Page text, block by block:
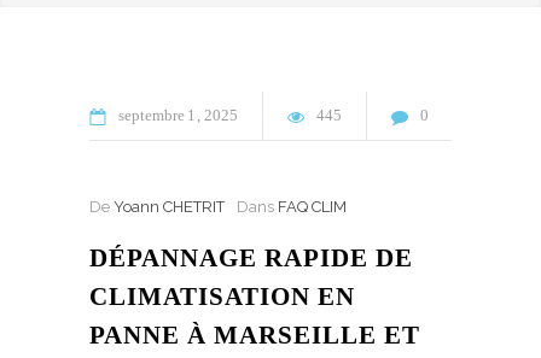
septembre 1 2025 445 0
De Yoann CHETRIT Dans FAQ CLIM
DÉPANNAGE RAPIDE DE
CLIMATISATION EN
PANNE À MARSEILLE ET